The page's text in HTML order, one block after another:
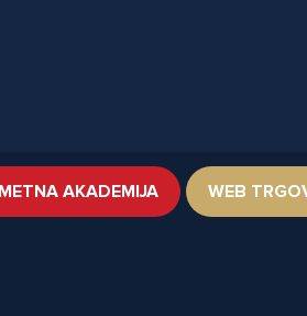
AKADEMIJA WEB